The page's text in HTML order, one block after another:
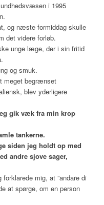
i 1995
og næste formiddag skulle
det videre forløb.
unge læge, der i sin fritid
og smuk.
meget begrænset
blev yderligere
gik væk fra min krop
tankerne.
siden jeg holdt op med
andre sjove sager,
mig, at ”andare di
at spørge, om en person